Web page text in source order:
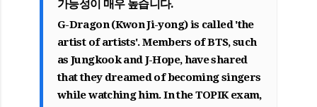
가능성이 매우 높습니다.
G-Dragon (Kwon Ji-yong) is called 'the
artist of artists'. Members of BTS, such
as Jungkook and J-Hope, have shared
that they dreamed of becoming singers
while watching him. In the TOPIK exam,